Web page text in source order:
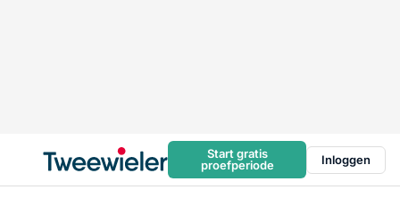
Start gratis
proefperiode
Inloggen